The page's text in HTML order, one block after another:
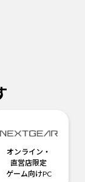
オンライン・
直営店限定
ゲーム向けPC